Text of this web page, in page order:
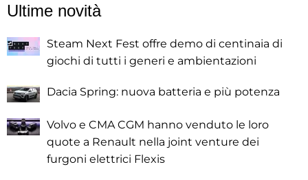
Ultime novità
Steam Next Fest offre demo di centinaia di
giochi di tutti i generi e ambientazioni
Dacia Spring: nuova batteria e più potenza
Volvo e CMA CGM hanno venduto le loro
quote a Renault nella joint venture dei
furgoni elettrici Flexis